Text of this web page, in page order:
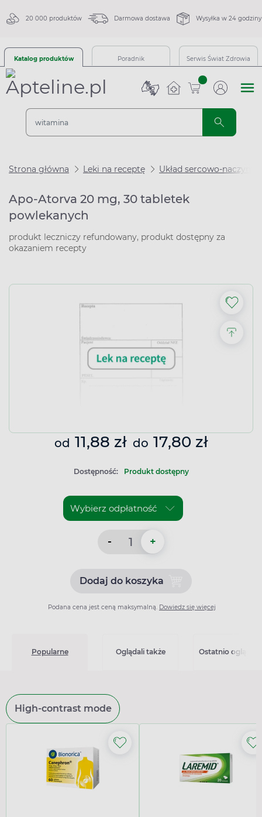
20 000 produktów Darmowa dostawa Wysyłka w 24 godziny
Katalog produktów Poradnik Serwis Świat Zdrowia
sztuk
Strona główna Leki na receptę Układ sercowo-
Apo-Atorva 20 mg, 30 tabletek
powlekanych
produkt leczniczy refundowany, produkt dostępny za
okazaniem recepty
od 11,88 zł do 17,80 zł
Dostępność: Produkt dostępny
- +
Dodaj do koszykaDodaj do koszyka Apo-
Podana cena jest ceną maksymalną. Dowiedz się więcej
Popularne Oglądali także Ostatnio
High-contrast mode